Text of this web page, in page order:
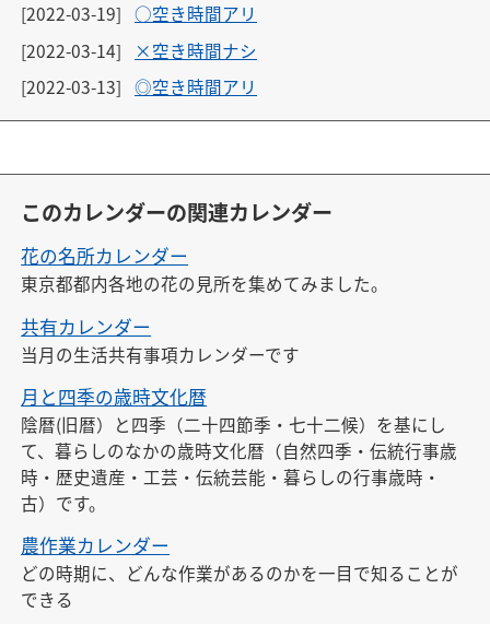
[2022-03-19] ○空き時間アリ
[2022-03-14]
×空き時間ナシ
[2022-03-13] ◎空き時間アリ
このカレンダーの関連カレンダー
花の名所カレンダー
東京都都内各地の花の見所を集めてみました。
共有カレンダー
当月の生活共有事項カレンダーです
月と四季の歳時文化暦
陰暦(旧暦）と四季（二十四節季・七十二候）を基にし
て、暮らしのなかの歳時文化暦（自然四季・伝統行事歳
時・歴史遺産・工芸・伝統芸能・暮らしの行事歳時・
古）です。
農作業カレンダー
どの時期に、どんな作業があるのかを一目で知ることが
できる